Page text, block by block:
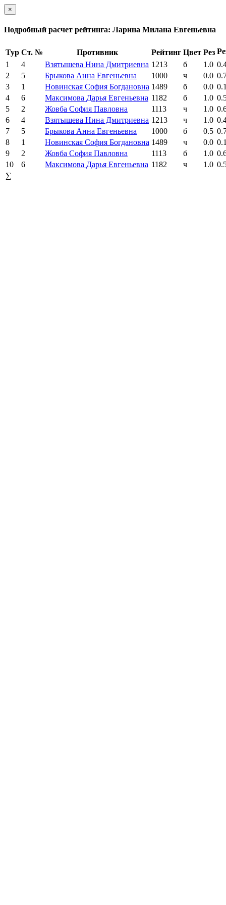
×
Подробный расчет рейтинга: Ларина Милана Евгеньевна
Тур Ст. № Противник Рейтинг Цвет Рез
1
4 Взятышева Нина Дмитриевна 1213 б 1.0
2
5 Брыкова Анна Евгеньевна 1000 ч 0.0
3
1 Новинская София Богдановна 1489 б 0.0
4
6 Максимова Дарья Евгеньевна 1182 б 1.0
5
2 Жовба София Павловна 1113 ч 1.0
6
4 Взятышева Нина Дмитриевна 1213 ч 1.0
7
5 Брыкова Анна Евгеньевна 1000 б 0.5
8
1 Новинская София Богдановна 1489 ч 0.0
9
2 Жовба София Павловна 1113 б 1.0
10
6 Максимова Дарья Евгеньевна 1182 ч 1.0
∑